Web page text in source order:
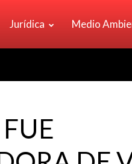
Jurídica Medio